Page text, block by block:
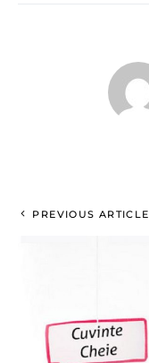
PREVIOUS ARTICLE